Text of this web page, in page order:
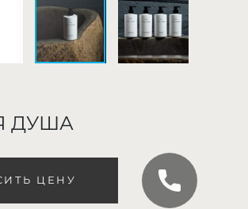
ДУША
ЦЕНУ